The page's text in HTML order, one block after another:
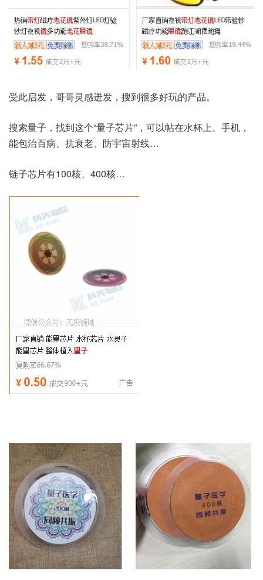
受此启发，哥哥灵感迸发，搜到很多好玩的产品。
搜索量子，找到这个“量子芯片”，可以帖在水杯上、手机，
能包治百病、抗衰老、防宇宙射线…
链子芯片有100核、400核…